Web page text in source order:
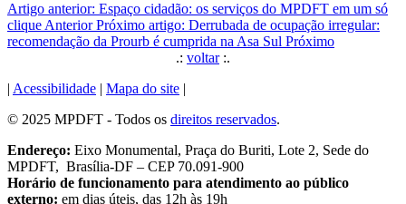
Artigo anterior: Espaço cidadão: os serviços do MPDFT em um só
clique Anterior Próximo artigo: Derrubada de ocupação irregular:
recomendação da Prourb é cumprida na Asa Sul Próximo
.: voltar:.
| Acessibilidade | Mapa do site |
© 2025 MPDFT - Todos os direitos reservados.
Endereço: Eixo Monumental, Praça do Buriti, Lote 2, Sede do
MPDFT, Brasília-DF – CEP 70.091-900
Horário de funcionamento para atendimento ao público
externo: em dias úteis, das 12h às 19h